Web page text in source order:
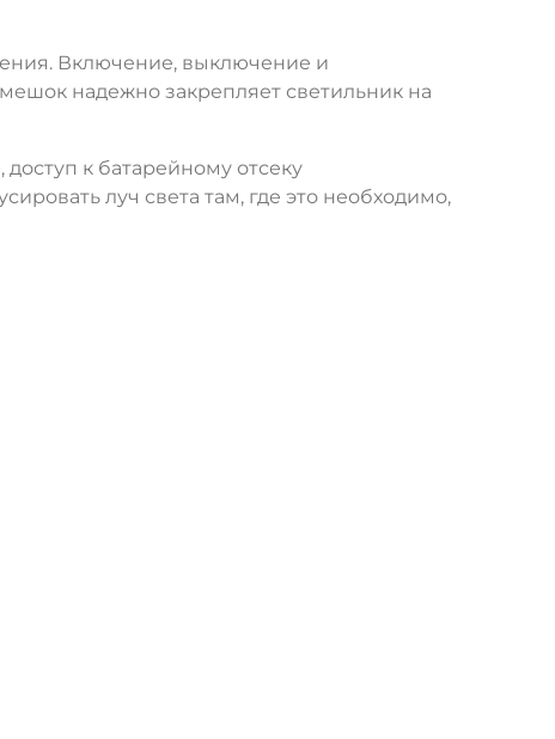
Включение, выключение и
надежно закрепляет светильник на
к батарейному отсеку
луч света там, где это необходимо,